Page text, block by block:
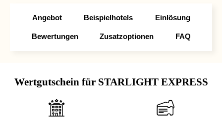
Angebot Beispielhotels Einlösung
Bewertungen Zusatzoptionen FAQ
Wertgutschein für STARLIGHT EXPRESS